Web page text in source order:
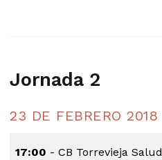
Jornada 2
23 DE FEBRERO 2018
17:00 - CB Torrevieja Salud